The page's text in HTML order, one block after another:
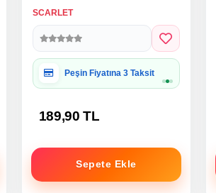
Kg.
SCARLET
Hediye Paketine Uygun
189,90 TL
Sepete Ekle